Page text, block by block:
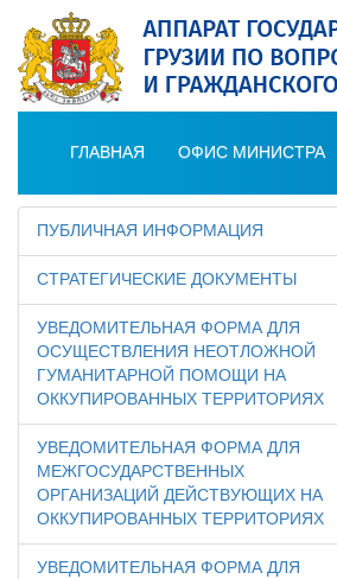
ГЛАВНАЯ ОФИС МИНИСТРА
ПУБЛИЧНАЯ ИНФОРМАЦИЯ
СТРАТЕГИЧЕСКИЕ ДОКУМЕНТЫ
УВЕДОМИТЕЛЬНАЯ ФОРМА ДЛЯ
ОСУЩЕСТВЛЕНИЯ НЕОТЛОЖНОЙ
ГУМАНИТАРНОЙ ПОМОЩИ НА
ОККУПИРОВАННЫХ ТЕРРИТОРИЯХ
УВЕДОМИТЕЛЬНАЯ ФОРМА ДЛЯ
МЕЖГОСУДАРСТВЕННЫХ
ОРГАНИЗАЦИЙ ДЕЙСТВУЮЩИХ НА
ОККУПИРОВАННЫХ ТЕРРИТОРИЯХ
УВЕДОМИТЕЛЬНАЯ ФОРМА ДЛЯ